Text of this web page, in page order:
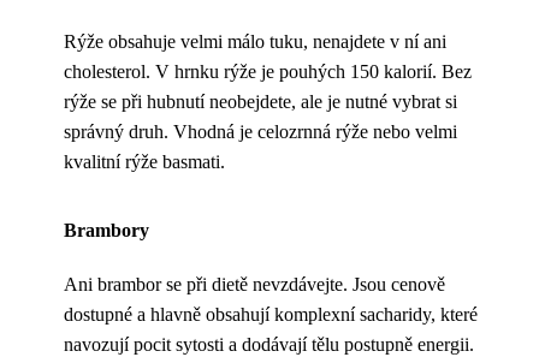
Rýže obsahuje velmi málo tuku, nenajdete v ní ani
cholesterol. V hrnku rýže je pouhých 150 kalorií. Bez
rýže se při hubnutí neobejdete, ale je nutné vybrat si
správný druh. Vhodná je celozrnná rýže nebo velmi
kvalitní rýže basmati.
Brambory
Ani brambor se při dietě nevzdávejte. Jsou cenově
dostupné a hlavně obsahují komplexní sacharidy, které
navozují pocit sytosti a dodávají tělu postupně energii.